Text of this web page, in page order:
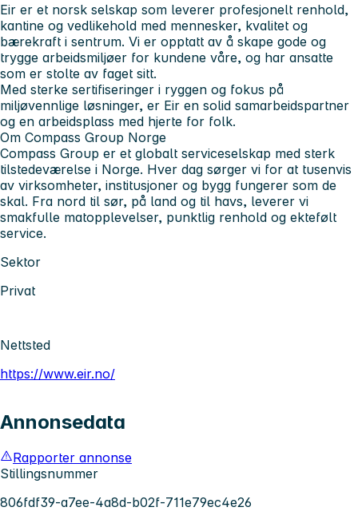
Eir er et norsk selskap som leverer profesjonelt renhold,
kantine og vedlikehold med mennesker, kvalitet og
bærekraft i sentrum. Vi er opptatt av å skape gode og
trygge arbeidsmiljøer for kundene våre, og har ansatte
som er stolte av faget sitt.
Med sterke sertifiseringer i ryggen og fokus på
miljøvennlige løsninger, er Eir en solid samarbeidspartner
og en arbeidsplass med hjerte for folk.
Om Compass Group Norge
Compass Group er et globalt serviceselskap med sterk
tilstedeværelse i Norge. Hver dag sørger vi for at tusenvis
av virksomheter, institusjoner og bygg fungerer som de
skal. Fra nord til sør, på land og til havs, leverer vi
smakfulle matopplevelser, punktlig renhold og ektefølt
service.
Sektor
Privat
Nettsted
https://www.eir.no/
Annonsedata
Rapporter annonse
Stillingsnummer
806fdf39-a7ee-4a8d-b02f-711e79ec4e26